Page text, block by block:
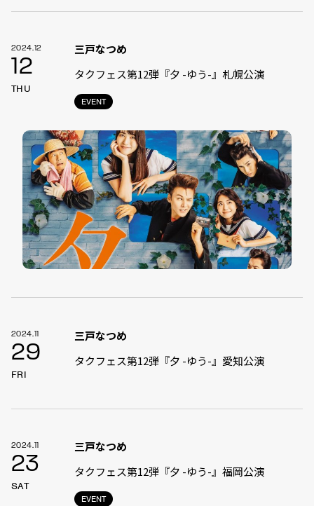
2024.12
12
THU
EVENT
三戸なつめ
タクフェス第12弾『夕 -ゆう-』札幌公演
2024.11
29
FRI
三戸なつめ
タクフェス第12弾『夕 -ゆう-』愛知公演
2024.11
23
SAT
EVENT
三戸なつめ
タクフェス第12弾『夕 -ゆう-』福岡公演